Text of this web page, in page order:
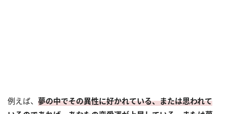
例えば、 夢の中でその異性に好かれている、または思われて